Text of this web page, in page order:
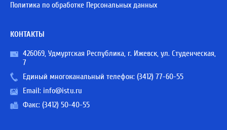
Политика по обработке Персональных данных
КОНТАКТЫ
426069, Удмуртская Республика, г. Ижевск, ул. Студенческая,
7
Единый многоканальный телефон: (3412) 77-60-55
Email: info@istu.ru
Факс: (3412) 50-40-55